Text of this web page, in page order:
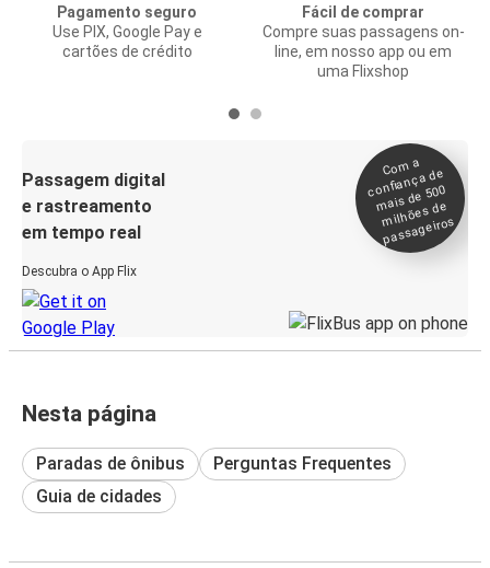
Pagamento seguro
Use PIX, Google Pay e
cartões de crédito
Fácil de comprar
Compre suas passagens on-
line, em nosso app ou em
uma Flixshop
Passagem digital
e rastreamento
em tempo real
Descubra o App Flix
Co
m a
confiança de
mais de 500
milhões de
passageiros
Nesta página
Paradas de ônibus
Perguntas Frequentes
Guia de cidades